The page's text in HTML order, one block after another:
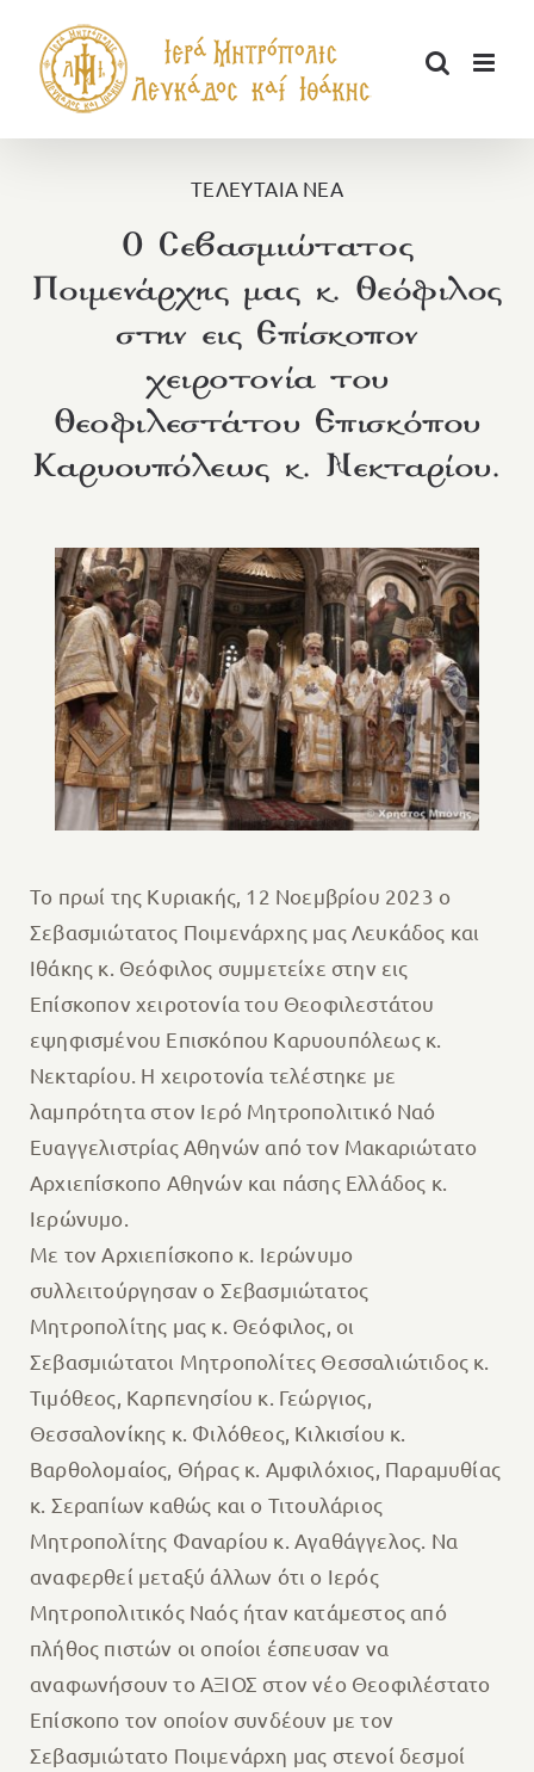
περιεχόμενο
ΤΕΛΕΥΤΑΙΑ ΝΕΑ
Ο Σεβασμιώτατος
Ποιμενάρχης μας κ. Θεόφιλος
στην εις Επίσκοπον
χειροτονία του
Θεοφιλεστάτου Επισκόπου
Καρυουπόλεως κ. Νεκταρίου.
Το πρωί της Κυριακής, 12 Νοεμβρίου 2023 ο
Σεβασμιώτατος Ποιμενάρχης μας Λευκάδος και
Ιθάκης κ. Θεόφιλος συμμετείχε στην εις
Επίσκοπον χειροτονία του Θεοφιλεστάτου
εψηφισμένου Επισκόπου Καρυουπόλεως κ.
Νεκταρίου. Η χειροτονία τελέστηκε με
λαμπρότητα στον Ιερό Μητροπολιτικό Ναό
Ευαγγελιστρίας Αθηνών από τον Μακαριώτατο
Αρχιεπίσκοπο Αθηνών και πάσης Ελλάδος κ.
Ιερώνυμο.
Με τον Αρχιεπίσκοπο κ. Ιερώνυμο
συλλειτούργησαν ο Σεβασμιώτατος
Μητροπολίτης μας κ. Θεόφιλος, οι
Σεβασμιώτατοι Μητροπολίτες Θεσσαλιώτιδος κ.
Τιμόθεος, Καρπενησίου κ. Γεώργιος,
Θεσσαλονίκης κ. Φιλόθεος, Κιλκισίου κ.
Βαρθολομαίος, Θήρας κ. Αμφιλόχιος, Παραμυθίας
κ. Σεραπίων καθώς και ο Τιτουλάριος
Μητροπολίτης Φαναρίου κ. Αγαθάγγελος. Να
αναφερθεί μεταξύ άλλων ότι ο Ιερός
Μητροπολιτικός Ναός ήταν κατάμεστος από
πλήθος πιστών οι οποίοι έσπευσαν να
αναφωνήσουν το ΑΞΙΟΣ στον νέο Θεοφιλέστατο
Επίσκοπο τον οποίον συνδέουν με τον
Σεβασμιώτατο Ποιμενάρχη μας στενοί δεσμοί